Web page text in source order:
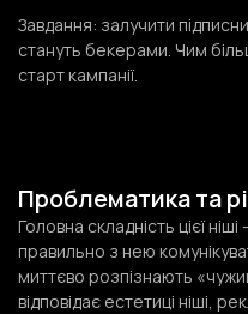
Завдання: залучити
стануть бекерами. Чим
старт кампанії.
Проблематика та
Головна складність цієї
правильно з нею
миттєво розпізнають
відповідає естетиці ніші,